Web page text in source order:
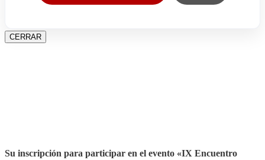
CERRAR
Su inscripción para participar en el evento «IX Encuentro